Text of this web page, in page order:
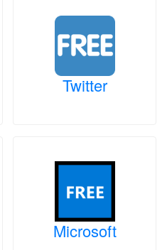
Twitter
Microsoft